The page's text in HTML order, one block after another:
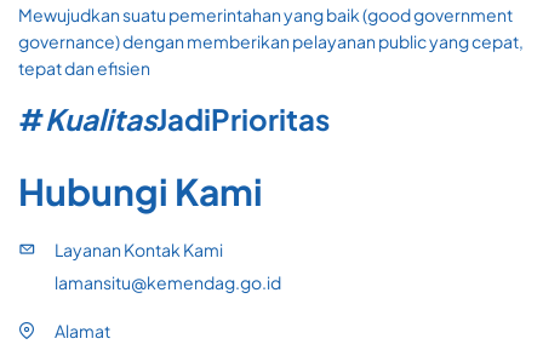
Mewujudkan suatu pemerintahan yang baik (good government
governance) dengan memberikan pelayanan public yang cepat,
tepat dan efisien
#KualitasJadiPrioritas
Hubungi Kami
Layanan Kontak Kami
lamansitu@kemendag.go.id
Alamat